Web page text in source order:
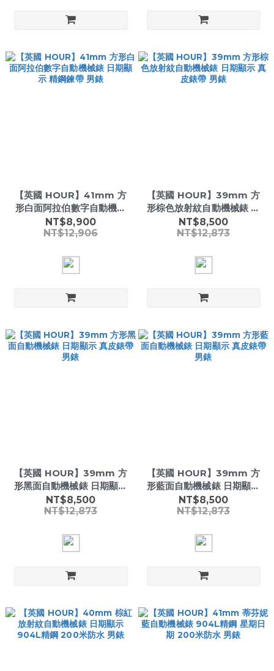
【英國 HOUR】41mm 方
形白面阿拉伯數字自動機械
錶 日期顯示 精鋼鍊帶 男錶
NT$8,900
NT$12,906
【英國 HOUR】39mm 方
形棕色放射紋自動機械錶 日
期顯示 真皮錶帶 男錶
NT$8,500
NT$12,873
【英國 HOUR】39mm 方
形黑面自動機械錶 日期顯示
真皮錶帶 男錶
NT$8,500
NT$12,873
【英國 HOUR】39mm 方
形藍面自動機械錶 日期顯示
真皮錶帶 男錶
NT$8,500
NT$12,873